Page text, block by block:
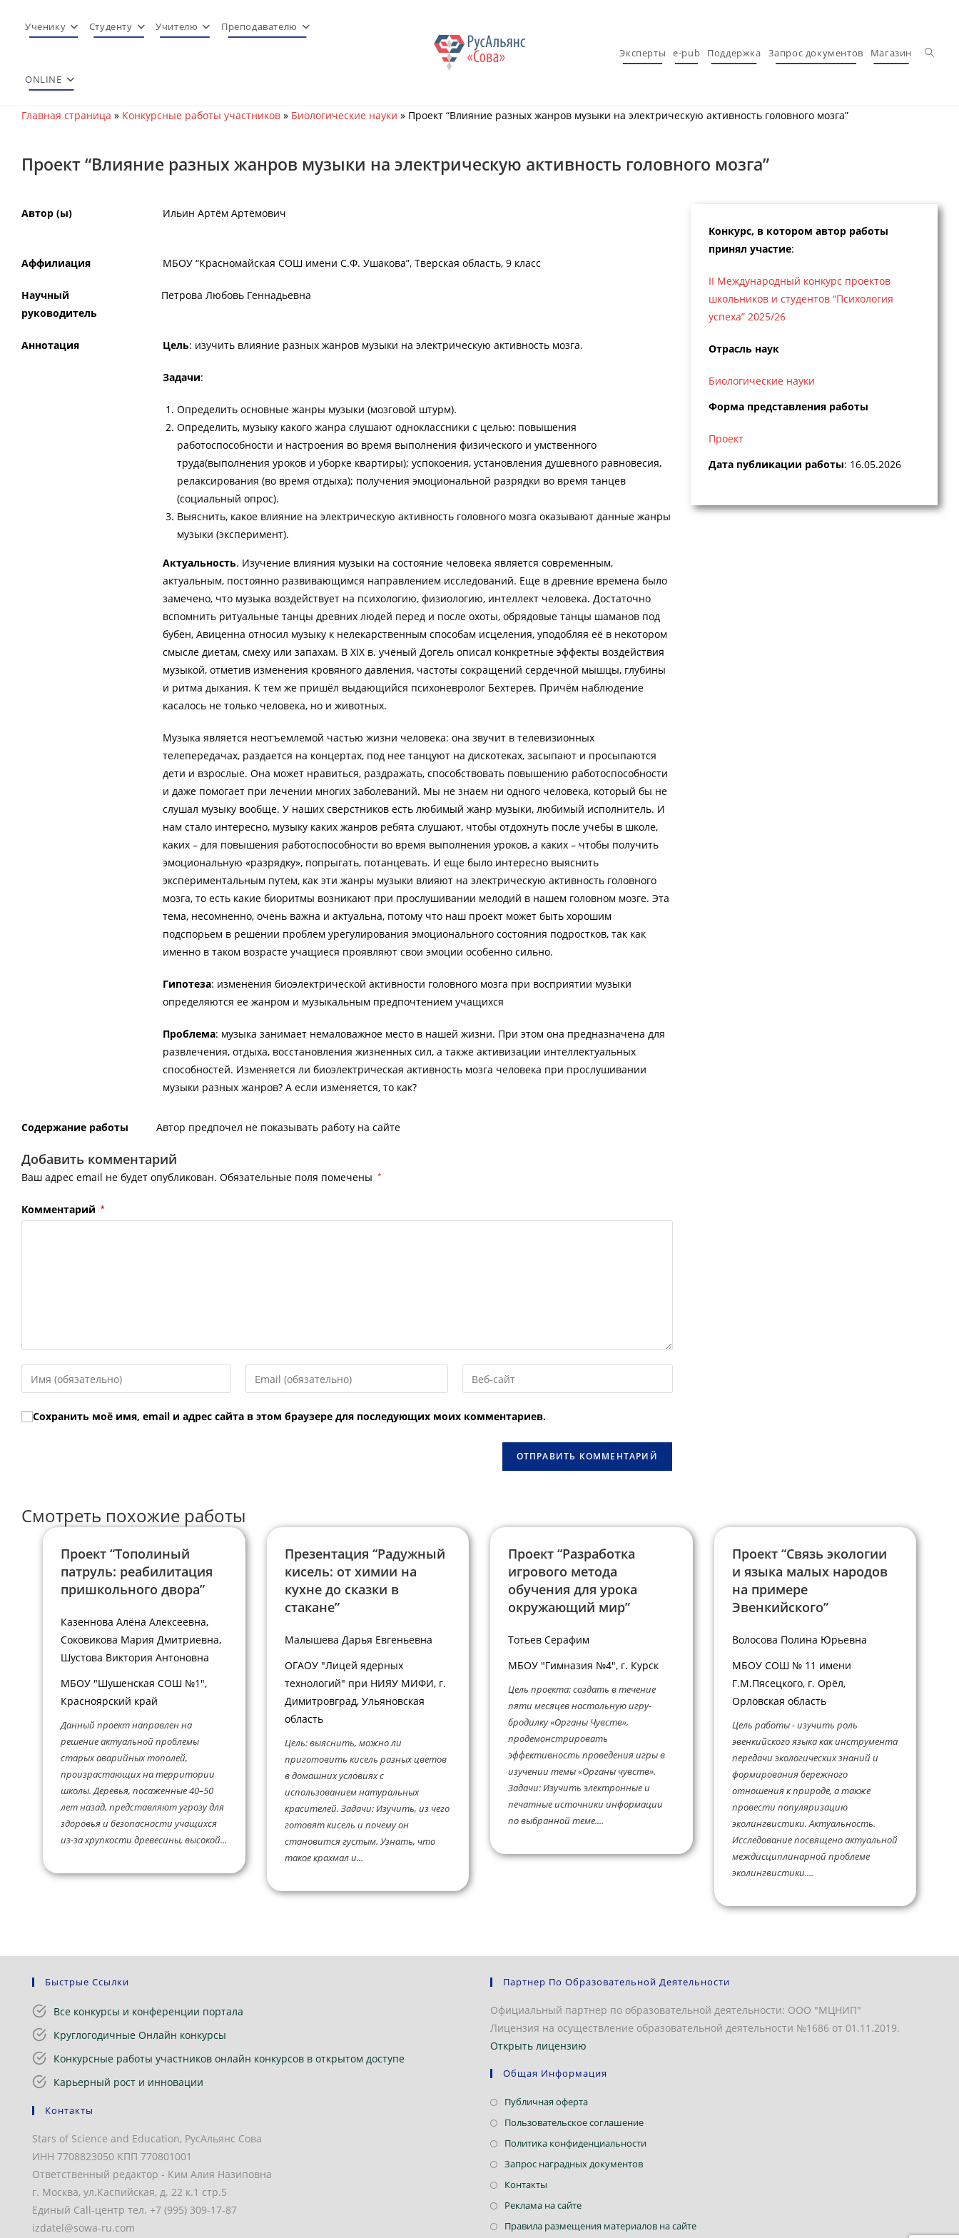
Ученику Студенту Учителю Преподавателю
ONLINE
Эксперты e-pub Поддержка Запрос документов Магазин
Главная страница » Конкурсные работы участников » Биологические науки » Проект “Влияние разных жанров музыки на электрическую активность головного мозга”
Проект “Влияние разных жанров музыки на электрическую активность головного мозга”
Автор (ы) Ильин Артём Артёмович
Аффилиация МБОУ “Красномайская СОШ имени С.Ф. Ушакова”, Тверская область, 9 класс
Научный
руководитель
Петрова Любовь Геннадьевна
Аннотация Цель: изучить влияние разных жанров музыки на электрическую активность мозга.
Задачи:
Определить основные жанры музыки (мозговой штурм).
Определить, музыку какого жанра слушают одноклассники с целью: повышения
работоспособности и настроения во время выполнения физического и умственного
труда(выполнения уроков и уборке квартиры); успокоения, установления душевного равновесия,
релаксирования (во время отдыха); получения эмоциональной разрядки во время танцев
(социальный опрос).
Выяснить, какое влияние на электрическую активность головного мозга оказывают данные жанры
музыки (эксперимент).
Актуальность. Изучение влияния музыки на состояние человека является современным,
актуальным, постоянно развивающимся направлением исследований. Еще в древние времена было
замечено, что музыка воздействует на психологию, физиологию, интеллект человека. Достаточно
вспомнить ритуальные танцы древних людей перед и после охоты, обрядовые танцы шаманов под
бубен, Авиценна относил музыку к нелекарственным способам исцеления, уподобляя её в некотором
смысле диетам, смеху или запахам. В XIX в. учёный Догель описал конкретные эффекты воздействия
музыкой, отметив изменения кровяного давления, частоты сокращений сердечной мышцы, глубины
и ритма дыхания. К тем же пришёл выдающийся психоневролог Бехтерев. Причём наблюдение
касалось не только человека, но и животных.
Музыка является неотъемлемой частью жизни человека: она звучит в телевизионных
телепередачах, раздается на концертах, под нее танцуют на дискотеках, засыпают и просыпаются
дети и взрослые. Она может нравиться, раздражать, способствовать повышению работоспособности
и даже помогает при лечении многих заболеваний. Мы не знаем ни одного человека, который бы не
слушал музыку вообще. У наших сверстников есть любимый жанр музыки, любимый исполнитель. И
нам стало интересно, музыку каких жанров ребята слушают, чтобы отдохнуть после учебы в школе,
каких – для повышения работоспособности во время выполнения уроков, а каких – чтобы получить
эмоциональную «разрядку», попрыгать, потанцевать. И еще было интересно выяснить
экспериментальным путем, как эти жанры музыки влияют на электрическую активность головного
мозга, то есть какие биоритмы возникают при прослушивании мелодий в нашем головном мозге. Эта
тема, несомненно, очень важна и актуальна, потому что наш проект может быть хорошим
подспорьем в решении проблем урегулирования эмоционального состояния подростков, так как
именно в таком возрасте учащиеся проявляют свои эмоции особенно сильно.
Гипотеза: изменения биоэлектрической активности головного мозга при восприятии музыки
определяются ее жанром и музыкальным предпочтением учащихся
Проблема: музыка занимает немаловажное место в нашей жизни. При этом она предназначена для
развлечения, отдыха, восстановления жизненных сил, а также активизации интеллектуальных
способностей. Изменяется ли биоэлектрическая активность мозга человека при прослушивании
музыки разных жанров? А если изменяется, то как?
Содержание работы Автор предпочел не показывать работу на сайте
Добавить комментарий
Ваш адрес email не будет опубликован. Обязательные поля помечены *
Комментарий *
Введите
свое
имя
или
Введите
свой
Введите
URL
(необязательно)
Сохранить моё имя, email и адрес сайта в этом браузере для последующих моих комментариев.
Конкурс, в котором автор работы
принял участие:
II Международный конкурс проектов
школьников и студентов “Психология
успеха” 2025/26
Отрасль наук
Биологические науки
Форма представления работы
Проект
Дата публикации работы: 16.05.2026
Смотреть похожие работы
Проект “Тополиный
патруль: реабилитация
пришкольного двора”
Казеннова Алёна Алексеевна,
Соковикова Мария Дмитриевна,
Шустова Виктория Антоновна
МБОУ "Шушенская СОШ №1",
Красноярский край
Данный проект направлен на
решение актуальной проблемы
старых аварийных тополей,
произрастающих на территории
школы. Деревья, посаженные 40–50
лет назад, представляют угрозу для
здоровья и безопасности учащихся
из-за хрупкости древесины, высокой...
Презентация “Радужный
кисель: от химии на
кухне до сказки в
стакане”
Малышева Дарья Евгеньевна
ОГАОУ "Лицей ядерных
технологий" при НИЯУ МИФИ, г.
Димитровград, Ульяновская
область
Цель: выяснить, можно ли
приготовить кисель разных цветов
в домашних условиях с
использованием натуральных
красителей. Задачи: Изучить, из чего
готовят кисель и почему он
становится густым. Узнать, что
такое крахмал и...
Проект “Разработка
игрового метода
обучения для урока
окружающий мир”
Тотьев Серафим
МБОУ "Гимназия №4", г. Курск
Цель проекта: создать в течение
пяти месяцев настольную игру-
бродилку «Органы Чувств»,
продемонстрировать
эффективность проведения игры в
изучении темы «Органы чувств».
Задачи: Изучить электронные и
печатные источники информации
по выбранной теме....
Проект “Связь экологии
и языка малых народов
на примере
Эвенкийского”
Волосова Полина Юрьевна
МБОУ СОШ № 11 имени
Г.М.Пясецкого, г. Орёл,
Орловская область
Цель работы - изучить роль
эвенкийского языка как инструмента
передачи экологических знаний и
формирования бережного
отношения к природе, а также
провести популяризацию
эколингвистики. Актуальность.
Исследование посвящено актуальной
междисциплинарной проблеме
эколингвистики....
Быстрые Ссылки
Все конкурсы и конференции портала
Круглогодичные Онлайн конкурсы
Конкурсные работы участников онлайн конкурсов в открытом доступе
Карьерный рост и инновации
Контакты
Stars of Science and Education, РусАльянс Сова
ИНН 7708823050 КПП 770801001
Ответственный редактор - Ким Алия Назиповна
г. Москва, ул.Каспийская, д. 22 к.1 стр.5
Единый Call-центр тел. +7 (995) 309-17-87
izdatel@sowa-ru.com
Партнер По Образовательной Деятельности
Официальный партнер по образовательной деятельности: ООО "МЦНИП"
Лицензия на осуществление образовательной деятельности №1686 от 01.11.2019.
Открыть лицензию
Общая Информация
Публичная офертаОткроется
в
Пользовательское соглашениеОткроется
в
Политика конфиденциальностиОткроется
Запрос наградных документовОткроется
Контакты
в
Реклама на сайтеОткроется
в
Правила размещения материалов на сайтеОткроется